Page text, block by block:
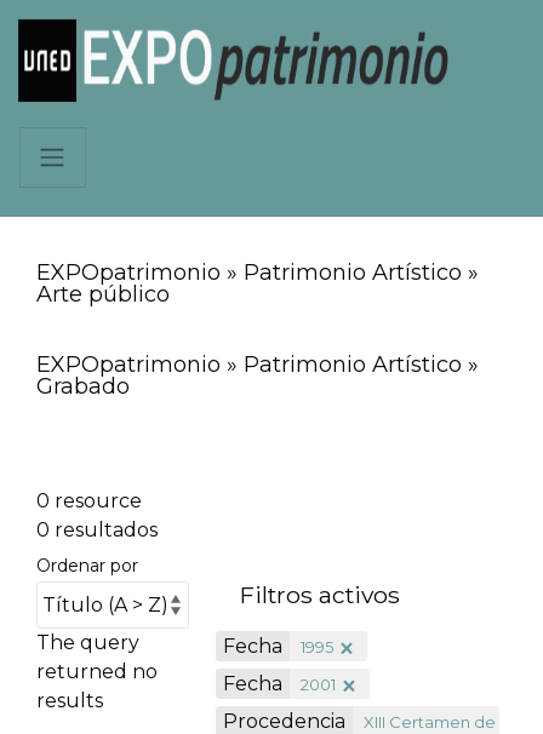
EXPOpatrimonio » Patrimonio Artístico »
Arte público
EXPOpatrimonio » Patrimonio Artístico »
Grabado
0 resource
0 resultados
Ordenar por
The query
returned no
results
Filtros activos
Fecha 1995
Fecha 2001
Procedencia
XIII Certamen de